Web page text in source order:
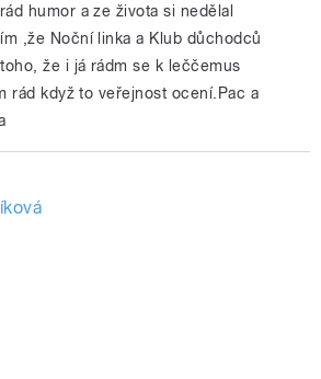
humor a ze života si nedělal
,že Noční linka a Klub důchodců
že i já rádm se k leččemus
rád když to veřejnost ocení.Pac a